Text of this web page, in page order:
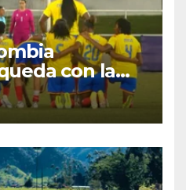
con la
derrota ante
y del